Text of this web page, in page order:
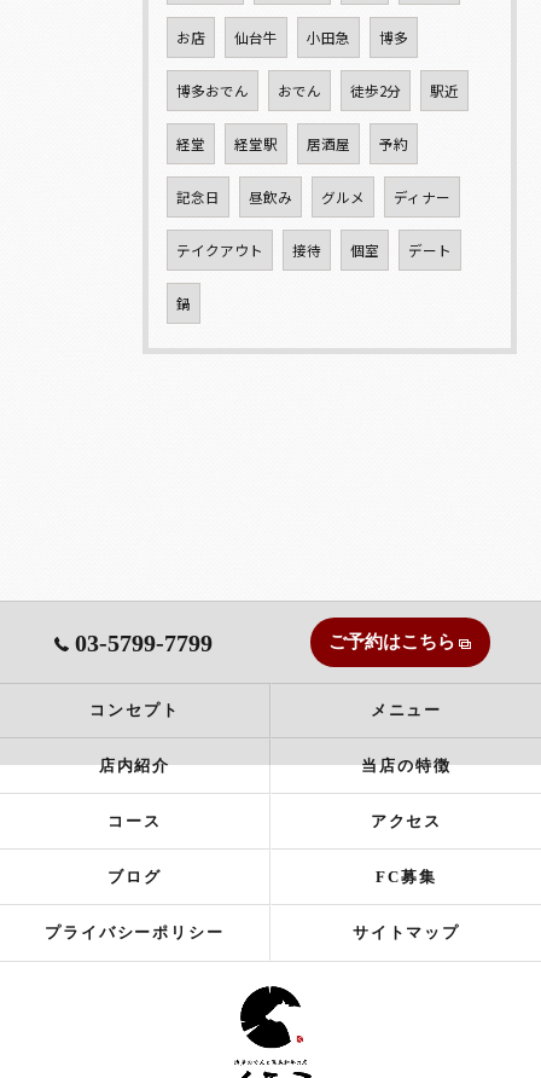
お店 仙台牛 小田急 博多
博多おでん おでん 徒歩2分 駅近
経堂 経堂駅 居酒屋 予約
記念日 昼飲み グルメ ディナー
テイクアウト 接待 個室 デート
鍋
03-5799-7799 ご予約はこちら
コンセプト メニュー
店内紹介 当店の特徴
コース アクセス
ブログ FC募集
プライバシーポリシー サイトマップ